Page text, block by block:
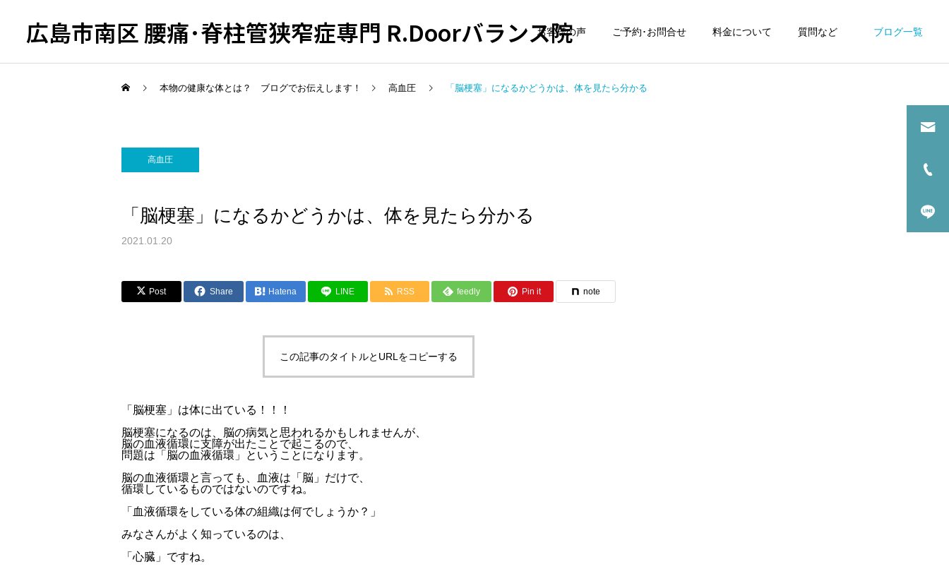
広島市南区 腰痛･脊柱管狭窄症専門 R.Doorバランス院
お客様の声 ご予約･お問合せ 料金について 質問など ブログ一覧
本物の健康な体とは？ ブログでお伝えします！ 高血圧 「脳梗塞」になるかどうかは、体を見たら分かる
高血圧
「脳梗塞」になるかどうかは、体を見たら分かる
2021.01.20
Post Share Hatena LINE RSS feedly Pin it note
この記事のタイトルとURLをコピーする
「脳梗塞」は体に出ている！！！
脳梗塞になるのは、脳の病気と思われるかもしれませんが、
脳の血液循環に支障が出たことで起こるので、
問題は「脳の血液循環」ということになります。
脳の血液循環と言っても、血液は「脳」だけで、
循環しているものではないのですね。
「血液循環をしている体の組織は何でしょうか？」
みなさんがよく知っているのは、
「心臓」ですね。